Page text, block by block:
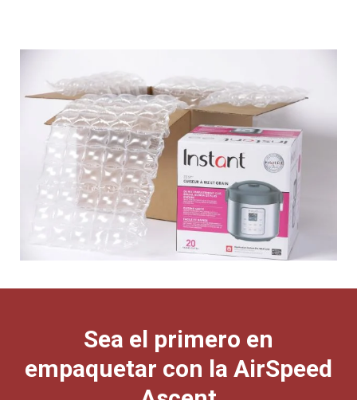
Sea el primero en
empaquetar con la AirSpeed